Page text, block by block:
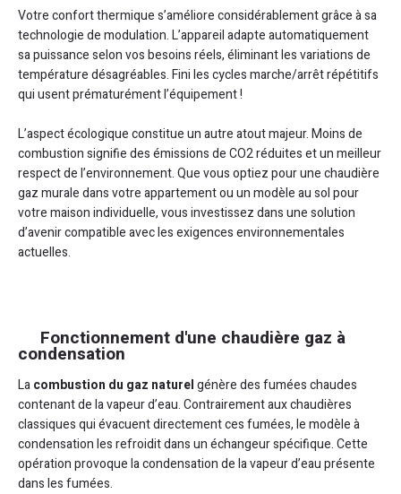
Votre confort thermique s’améliore considérablement grâce à sa
technologie de modulation. L’appareil adapte automatiquement
sa puissance selon vos besoins réels, éliminant les variations de
température désagréables. Fini les cycles marche/arrêt répétitifs
qui usent prématurément l’équipement !
L’aspect écologique constitue un autre atout majeur. Moins de
combustion signifie des émissions de CO2 réduites et un meilleur
respect de l’environnement. Que vous optiez pour une chaudière
gaz murale dans votre appartement ou un modèle au sol pour
votre maison individuelle, vous investissez dans une solution
d’avenir compatible avec les exigences environnementales
actuelles.
Fonctionnement d'une chaudière gaz à
condensation
Lacombustion du gaz naturelgénère des fumées chaudes
contenant de la vapeur d’eau. Contrairement aux chaudières
classiques qui évacuent directement ces fumées, le modèle à
condensation les refroidit dans un échangeur spécifique. Cette
opération provoque la condensation de la vapeur d’eau présente
dans les fumées.